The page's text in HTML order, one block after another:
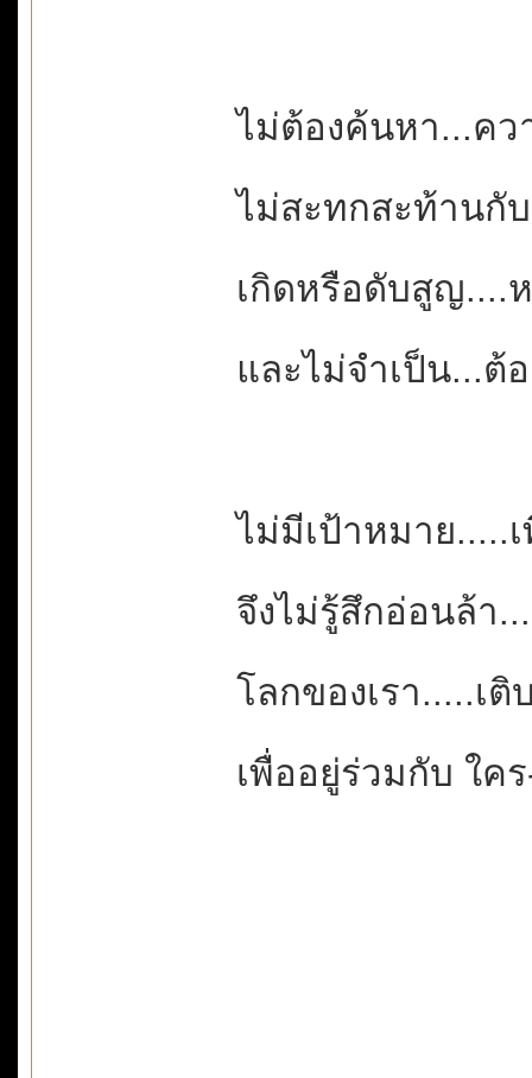
ไม่ต้องค้นหา...คว
ไม่สะทกสะท้านกั
เกิดหรือดับสูญ....
และไม่จำเป็น...ต้
ไม่มีเป้าหมาย.....
จึงไม่รู้สึกอ่อนล้า
โลกของเรา.....เ
เพื่ออยู่ร่วมกับ ใค